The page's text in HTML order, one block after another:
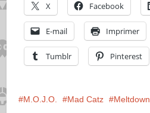
X Facebook
E-mail Imprimer
Tumblr Pinterest
M.O.J.O. Mad Catz Meltdown